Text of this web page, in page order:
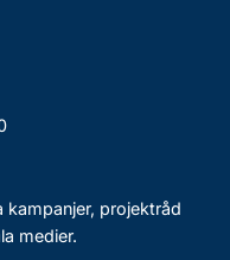
kampanjer, projektråd
medier.